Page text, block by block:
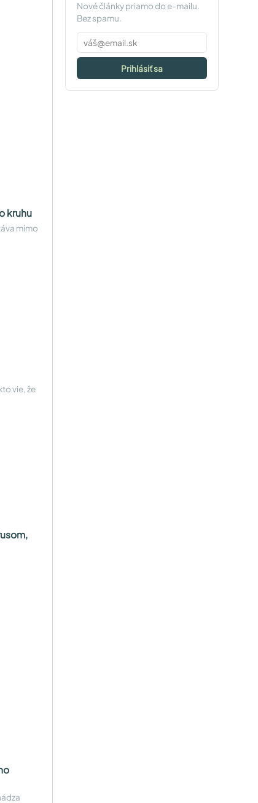
kruhu
mimo
vie, že
Nové články priamo do e-mailu.
Bez spamu.
Prihlásiť sa